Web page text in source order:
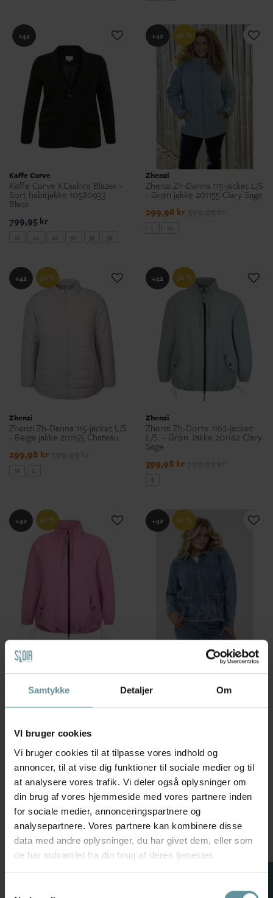
Samtykke Detaljer Om
VI bruger cookies
Vi bruger cookies til at tilpasse vores indhold og
annoncer, til at vise dig funktioner til sociale medier og til
at analysere vores trafik. Vi deler også oplysninger om
din brug af vores hjemmeside med vores partnere inden
for sociale medier, annonceringspartnere og
analysepartnere. Vores partnere kan kombinere disse
data med andre oplysninger, du har givet dem, eller som
de har indsamlet fra din brug af deres tjenester.
+42
Kaffe Curve
Kaffe Curve KCsakira Blazer -
Sort habitjakke 10580933
Black
799,95 kr
42 44 48 50 52 54
+42 50 %
Zhenzi
Zhenzi Zh-Danna 115-jacket L/S
- Grøn jakke 201155 Clary Sage
299,98 kr
L XL
+42 50 %
Zhenzi
Zhenzi Zh-Danna 115-jacket L/S
- Beige jakke 201155 Chateau
299,98 kr
M L
+42 50 %
Zhenzi
Zhenzi Zh-Dorte 1162-jacket
L/S - Grøn Jakke 201162 Clary
Sage
399,98 kr
S
+42 50 %
Zhenzi
Zhenzi Zh-Dorte 1162-jacket
Orchid
399,98 kr799,95 kr
+42 50 %
Kaffe Curve KCelona Denim
cowboyjakke 10583400
Washed Medium blue denim
+42 50 % +42 50 %
FILTER